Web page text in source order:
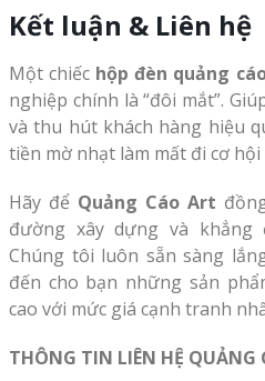
Kết luận & Liên hệ
Một chiếc hộp đèn quảng
nghiệp chính là “đôi mắt”.
và thu hút khách hàng hiệu
tiền mờ nhạt làm mất đi cơ
Hãy để Quảng Cáo Art
đường xây dựng và
Chúng tôi luôn sẵn sàng
đến cho bạn những sản
cao với mức giá cạnh tranh
THÔNG TIN LIÊN HỆ QUẢNG